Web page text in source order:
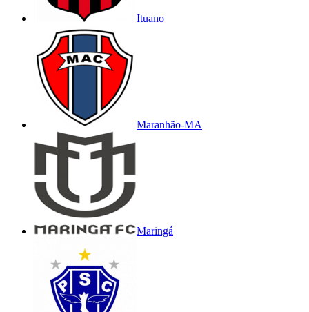
Ituano
Maranhão-MA
Maringá